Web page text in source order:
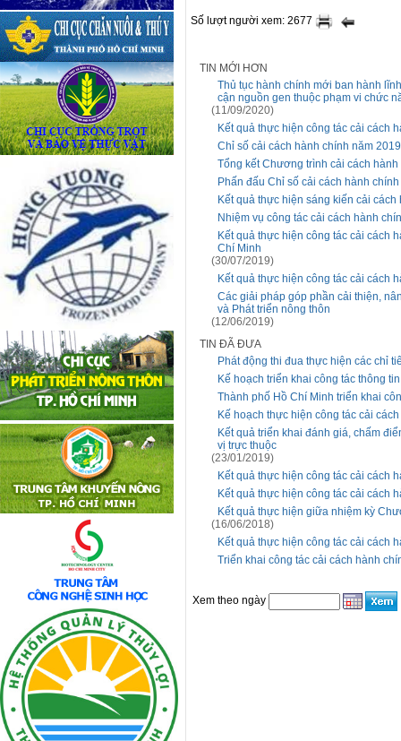
Số lượt người xem: 2677
TIN MỚI HƠN
Thủ tục hành chính mới ban hành
cận nguồn gen thuộc phạm vi chức
(11/09/2020)
Kết quả thực hiện công tác cải cách
Chỉ số cải cách hành chính năm
Tổng kết Chương trình cải cách
Phấn đấu Chỉ số cải cách hành
Kết quả thực hiện sáng kiến cải
Nhiệm vụ công tác cải cách hành
Kết quả thực hiện công tác cải cách
Chí Minh
(30/07/2019)
Kết quả thực hiện công tác cải cách
Các giải pháp góp phần cải thiện,
và Phát triển nông thôn
(12/06/2019)
TIN ĐÃ ĐƯA
Phát động thi đua thực hiện các chỉ
Kế hoạch triển khai công tác thông
Thành phố Hồ Chí Minh triển khai
Kế hoạch thực hiện công tác cải
Kết quả triển khai đánh giá, chấm
vị trực thuộc
(23/01/2019)
Kết quả thực hiện công tác cải cách
Kết quả thực hiện công tác cải cách
Kết quả thực hiện giữa nhiệm kỳ
(16/06/2018)
Kết quả thực hiện công tác cải cách
Triển khai công tác cải cách hành
Xem theo ngày